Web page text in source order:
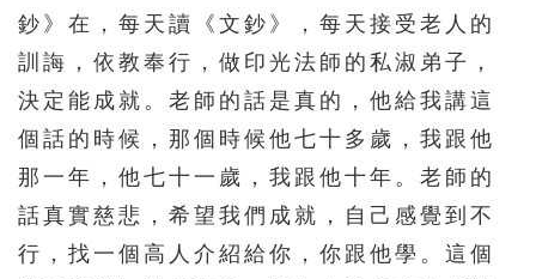
鈔》在，每天讀《文鈔》，每天接受老人的
訓誨，依教奉行，做印光法師的私淑弟子，
決定能成就。老師的話是真的，他給我講這
個話的時候，那個時候他七十多歲，我跟他
那一年，他七十一歲，我跟他十年。老師的
話真實慈悲，希望我們成就，自己感覺到不
行，找一個高人介紹給你，你跟他學。這個